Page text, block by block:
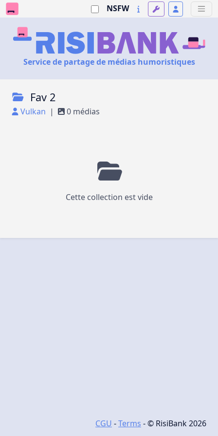
NSFW
Service de partage de médias humoristiques
Fav 2
Vulkan | 0 médias
Cette collection est vide
CGU -Terms - © RisiBank 2026